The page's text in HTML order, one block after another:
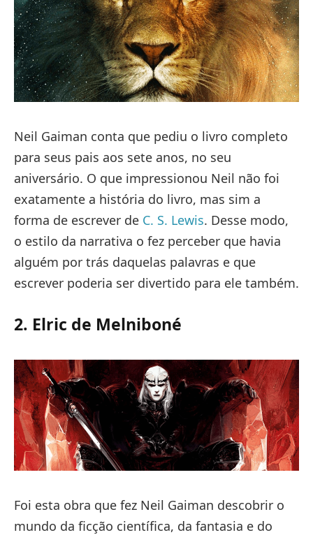
Neil Gaiman conta que pediu o livro completo
para seus pais aos sete anos, no seu
aniversário. O que impressionou Neil não foi
exatamente a história do livro, mas sim a
forma de escrever de C. S. Lewis. Desse modo,
o estilo da narrativa o fez perceber que havia
alguém por trás daquelas palavras e que
escrever poderia ser divertido para ele também.
2. Elric de Melniboné
Foi esta obra que fez Neil Gaiman descobrir o
mundo da ficção científica, da fantasia e do